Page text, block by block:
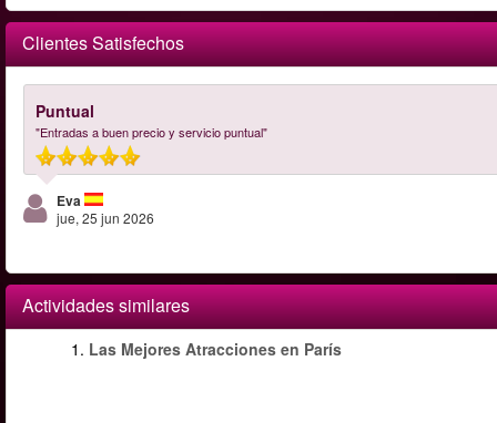
Clientes Satisfechos
Puntual
"Entradas a buen precio y servicio puntual"
Eva
jue, 25 jun 2026
Actividades similares
1. Las Mejores Atracciones en París